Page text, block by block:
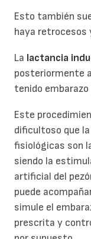
Esto también
haya retrocesos
La lactancia
posteriormente
tenido embarazo
Este
dificultoso que
fisiológicas son
siendo la
artificial del
puede
simule el
prescrita y